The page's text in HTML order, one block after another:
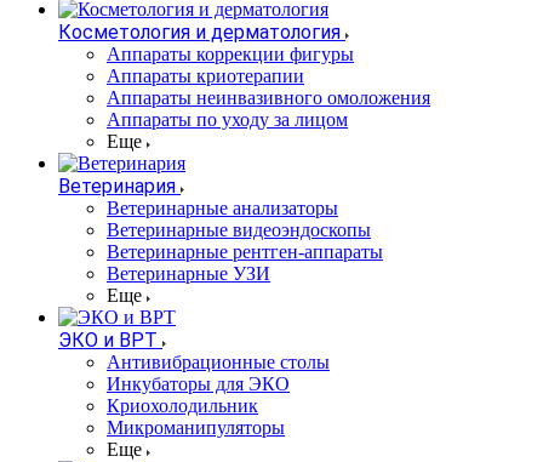
Косметология и дерматология
Аппараты коррекции фигуры
Аппараты криотерапии
Аппараты неинвазивного омоложения
Аппараты по уходу за лицом
Еще
Ветеринария
Ветеринарные анализаторы
Ветеринарные видеоэндоскопы
Ветеринарные рентген-аппараты
Ветеринарные УЗИ
Еще
ЭКО и ВРТ
Антивибрационные столы
Инкубаторы для ЭКО
Криохолодильник
Микроманипуляторы
Еще